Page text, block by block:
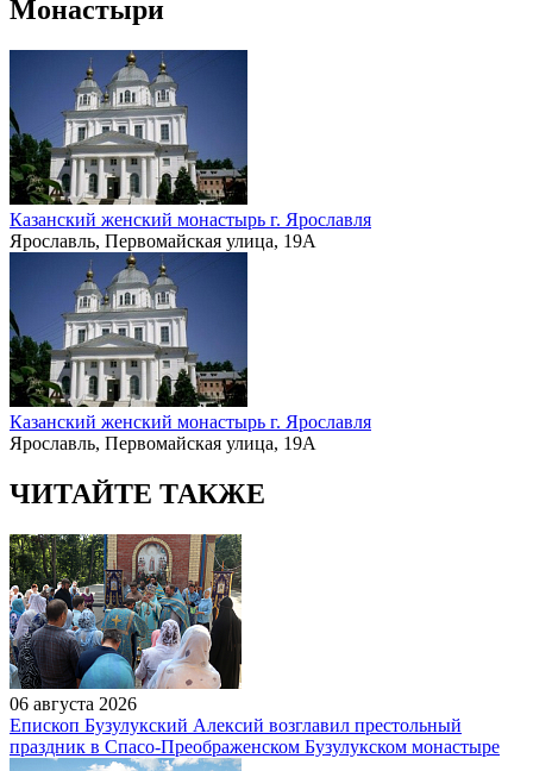
Монастыри
Казанский женский монастырь г. Ярославля
Ярославль, Первомайская улица, 19А
Казанский женский монастырь г. Ярославля
Ярославль, Первомайская улица, 19А
ЧИТАЙТЕ ТАКЖЕ
06 августа 2026
Епископ Бузулукский Алексий возглавил престольный
праздник в Спасо-Преображенском Бузулукском монастыре